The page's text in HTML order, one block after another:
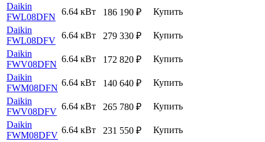
Daikin
FWL08DFN
6.64 кВт 186 190 ₽
Купить
Daikin
FWL08DFV
6.64 кВт 279 330 ₽
Купить
Daikin
FWV08DFN
6.64 кВт 172 820 ₽
Купить
Daikin
FWM08DFN
6.64 кВт 140 640 ₽
Купить
Daikin
FWV08DFV
6.64 кВт 265 780 ₽
Купить
Daikin
FWM08DFV
6.64 кВт 231 550 ₽
Купить